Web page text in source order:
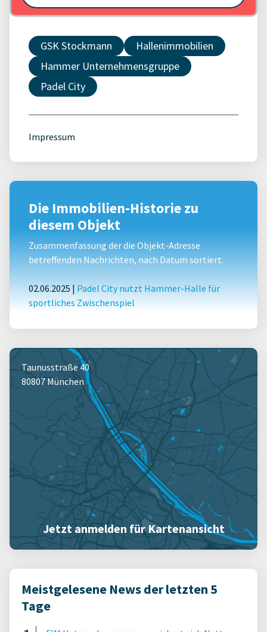
GSK Stockmann
Hallenimmobilien
Hammer Unternehmensgruppe
Padel City
Impressum
Die Immobilien-Historie zu
diesem Objekt
Zusammenfassung der die Objekt-Adresse
betreffenden Nachrichten, nach Datum sortiert.
02.06.2025 | Padel City nutzt Hammer-Halle für
sportliches Zwischenspiel
Taunusstraße 40
80807 München
Jetzt anmelden für Kartenansicht
Meistgelesene News der letzten 5
Tage